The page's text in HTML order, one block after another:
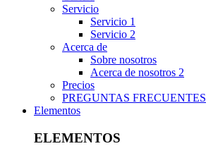
Servicio
Servicio 1
Servicio 2
Acerca de
Sobre nosotros
Acerca de nosotros 2
Precios
PREGUNTAS FRECUENTES
Elementos
ELEMENTOS